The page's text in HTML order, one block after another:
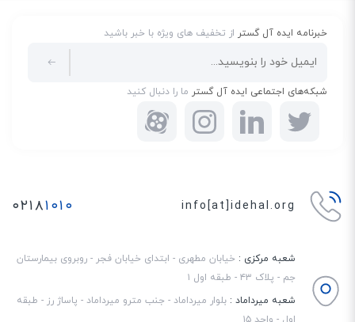
خبرنامه ایده آل گستراز تخفیف های ویژه با خبر باشید
شبکه‌های اجتماعی ایده آل گسترما را دنبال کنید
info[at]idehal.org ۰۲۱۸۱۰۱۰
شعبه مرکزی : خیابان مطهری - ابتدای خیابان فجر - روبروی بیمارستان
جم - پلاک ۴۳ - طبقه اول ۱
شعبه میرداماد : بلوار میرداماد - جنب مترو میرداماد - پاساژ رز - طبقه